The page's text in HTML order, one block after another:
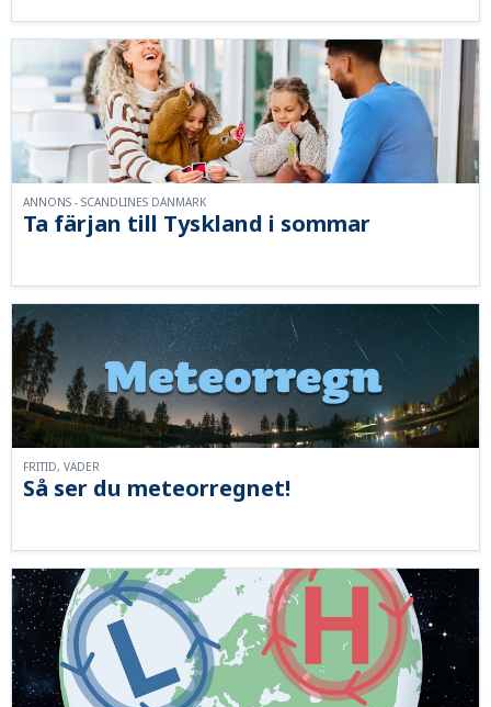
Ta färjan till Tyskland i sommar
ANNONS - SCANDLINES DANMARK
Så ser du meteorregnet!
FRITID, VÄDER